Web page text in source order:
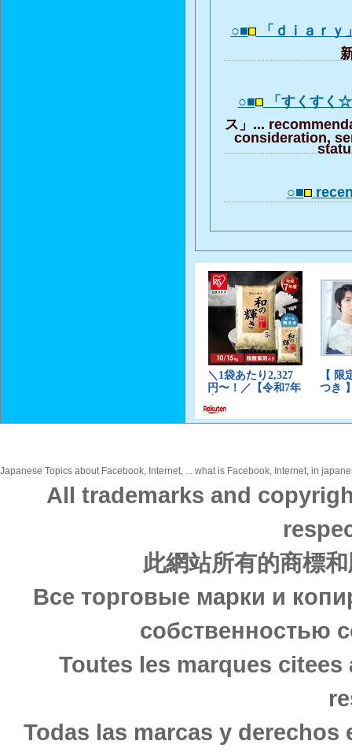
○■ 「ｄｉａｒ
○■ 「すくすく
ス」...
consideration,
○■
Japanese Topics about Facebook, Internet, ... what is Facebook, Internet, in
All trademarks and
此網站所有的商標
Все торговые марки и
собственностью
Toutes les marques
Todas las marcas y